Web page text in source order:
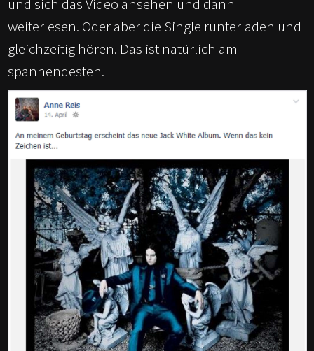
und sich das Video ansehen und dann
weiterlesen. Oder aber die Single runterladen und
gleichzeitig hören. Das ist natürlich am
spannendesten.